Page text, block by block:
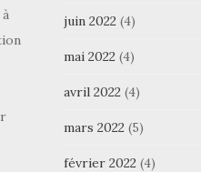
juin 2022 (4)
mai 2022 (4)
avril 2022 (4)
mars 2022 (5)
février 2022 (4)